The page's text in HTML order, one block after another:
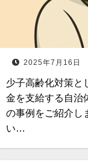
2025年7月16日
少子高齢化対策と
金を支給する自治
の事例をご紹介し
い…